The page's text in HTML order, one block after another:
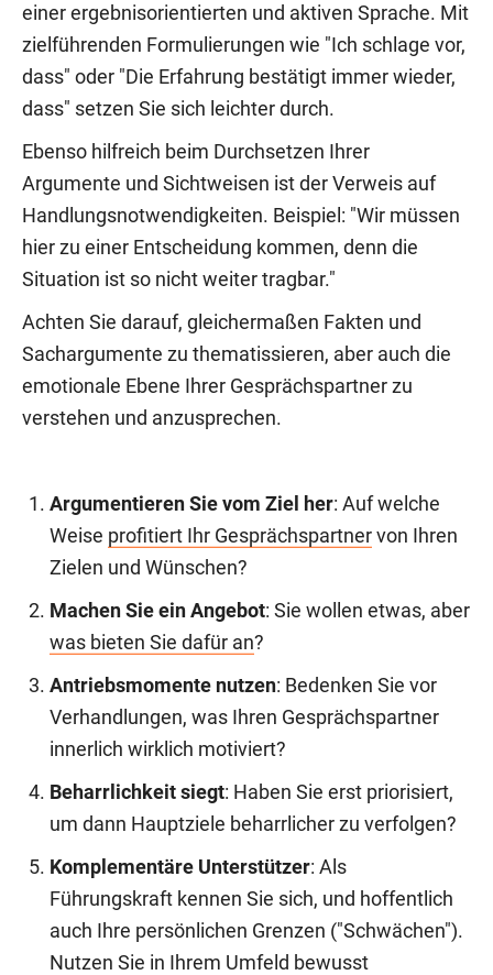
einer ergebnisorientierten und aktiven Sprache. Mit
zielführenden Formulierungen wie "Ich schlage vor,
dass" oder "Die Erfahrung bestätigt immer wieder,
dass" setzen Sie sich leichter durch.
Ebenso hilfreich beim Durchsetzen Ihrer
Argumente und Sichtweisen ist der Verweis auf
Handlungsnotwendigkeiten. Beispiel: "Wir müssen
hier zu einer Entscheidung kommen, denn die
Situation ist so nicht weiter tragbar."
Achten Sie darauf, gleichermaßen Fakten und
Sachargumente zu thematissieren, aber auch die
emotionale Ebene Ihrer Gesprächspartner zu
verstehen und anzusprechen.
Argumentieren Sie vom Ziel her: Auf welche
Weise profitiert Ihr Gesprächspartner von Ihren
Zielen und Wünschen?
Machen Sie ein Angebot: Sie wollen etwas, aber
was bieten Sie dafür an?
Antriebsmomente nutzen: Bedenken Sie vor
Verhandlungen, was Ihren Gesprächspartner
innerlich wirklich motiviert?
Beharrlichkeit siegt: Haben Sie erst priorisiert,
um dann Hauptziele beharrlicher zu verfolgen?
Komplementäre Unterstützer: Als
Führungskraft kennen Sie sich, und hoffentlich
auch Ihre persönlichen Grenzen ("Schwächen").
Nutzen Sie in Ihrem Umfeld bewusst